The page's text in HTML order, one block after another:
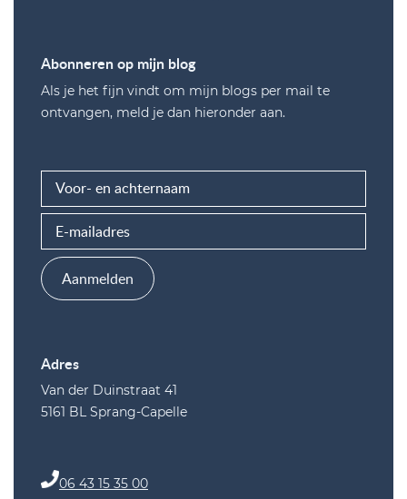
Abonneren op mijn blog
Als je het fijn vindt om mijn blogs per mail te
ontvangen, meld je dan hieronder aan.
Aanmelden
Adres
Van der Duinstraat 41
5161 BL Sprang-Capelle
06 43 15 35 00